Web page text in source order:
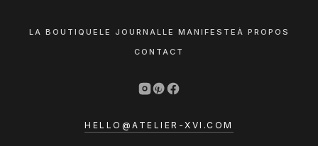
LA BOUTIQUE LE JOURNALLE MANIFESTE À PROPOS
CONTACT
HELLO@ATELIER-XVI.COM